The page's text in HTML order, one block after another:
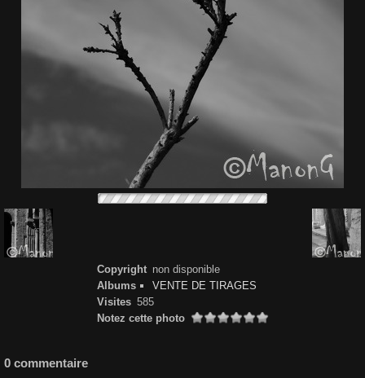
Copyright non disponible
Albums
VENTE DE TIRAGES
Visites 585
Notez cette photo
0 commentaire